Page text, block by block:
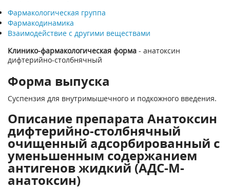
Фармакологическая группа
Фармакодинамика
Взаимодействие с другими веществами
Клинико-фармакологическая форма - анатоксин
дифтерийно-столбнячный
Форма выпуска
Суспензия для внутримышечного и подкожного введения.
Описание препарата Анатоксин
дифтерийно-столбнячный
очищенный адсорбированный c
уменьшенным содержанием
антигенов жидкий (АДС-М-
анатоксин)